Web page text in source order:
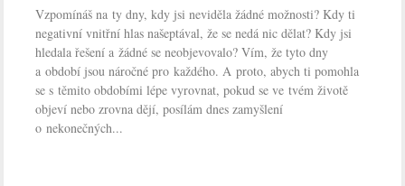
Vzpomínáš na ty dny, kdy jsi neviděla žádné možnosti? Kdy ti
negativní vnitřní hlas našeptával, že se nedá nic dělat? Kdy jsi
hledala řešení a žádné se neobjevovalo? Vím, že tyto dny
a období jsou náročné pro každého. A proto, abych ti pomohla
se s těmito obdobími lépe vyrovnat, pokud se ve tvém životě
objeví nebo zrovna dějí, posílám dnes zamyšlení
o nekonečných...